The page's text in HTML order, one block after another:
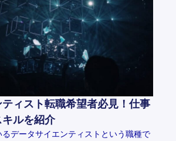
ィスト転職希望者必見！仕事
ルを紹介
データサイエンティストという職種で